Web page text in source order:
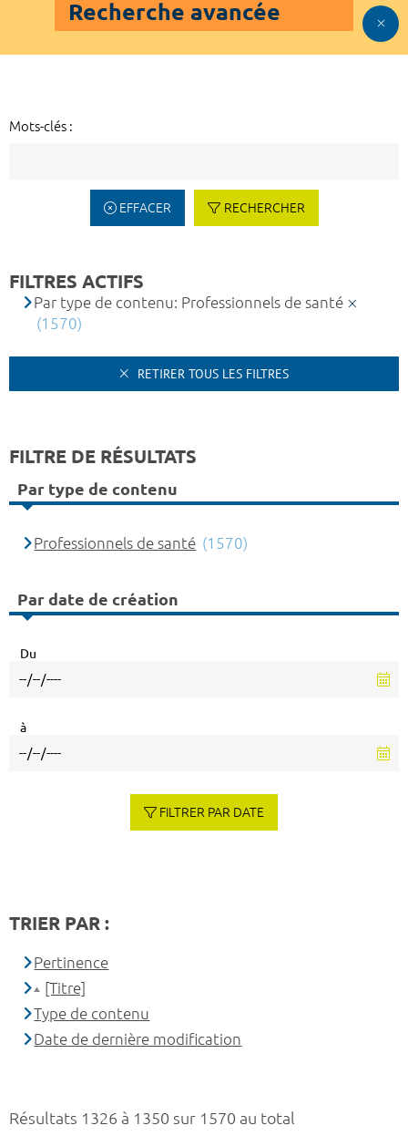
Recherche avancée
Mots-clés :
EFFACER RECHERCHER
Résultats 1326 à 1350 sur 1570 au total
FILTRES ACTIFS
Par type de contenu: Professionnels de santé
(1570)
RETIRER TOUS LES FILTRES
FILTRE DE RÉSULTATS
Par type de contenu
Professionnels de santé (1570)
Par date de création
Du
à
FILTRER PAR DATE
TRIER PAR :
Pertinence
[Titre]
Type de contenu
Date de dernière modification